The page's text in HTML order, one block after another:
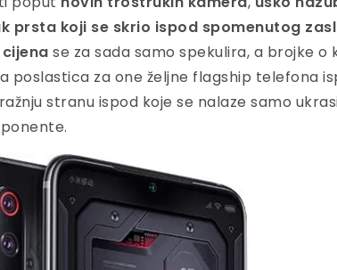
prsta koji se skrio ispod spomenutog
se za sada samo spekulira, a brojke o
poslastica za one željne flagship telefona
stranu ispod koje se nalaze samo